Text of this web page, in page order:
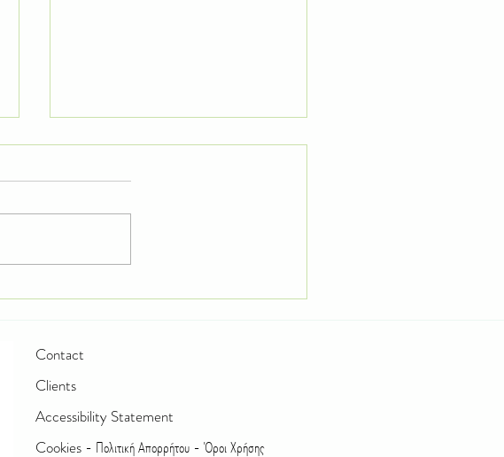
Ο οικολογικός κήπος: Πως να
Contact
Clients
Accessibility Statement
Cookies - Πολιτική Απορρήτου - Όροι Χρήσης